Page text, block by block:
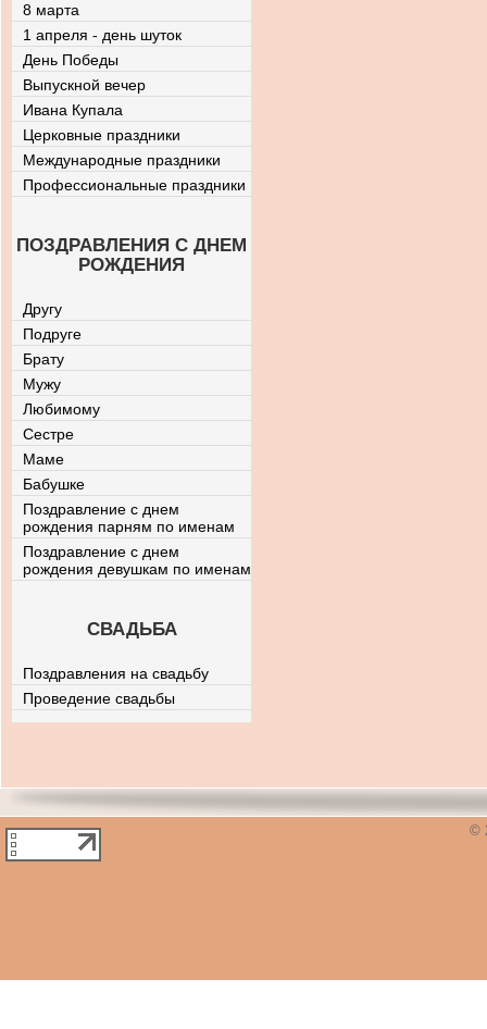
8 марта
1 апреля - день шуток
День Победы
Выпускной вечер
Ивана Купала
Церковные праздники
Международные праздники
Профессиональные праздники
ПОЗДРАВЛЕНИЯ С ДНЕМ
РОЖДЕНИЯ
Другу
Подруге
Брату
Мужу
Любимому
Сестре
Маме
Бабушке
Поздравление с днем
рождения парням по именам
Поздравление с днем
рождения девушкам по именам
СВАДЬБА
Поздравления на свадьбу
Проведение свадьбы
©